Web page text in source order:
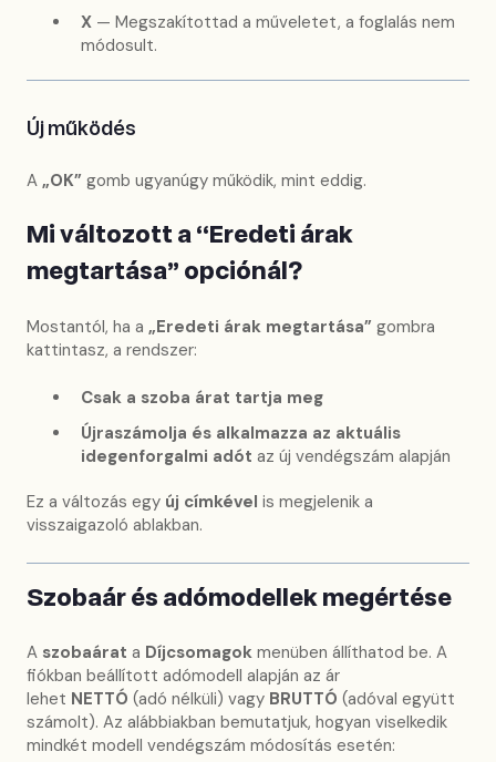
X — Megszakítottad a műveletet, a foglalás nem
módosult.
Új működés
A „OK” gomb ugyanúgy működik, mint eddig.
Mi változott a “Eredeti árak
megtartása” opciónál?
Mostantól, ha a „Eredeti árak megtartása” gombra
kattintasz, a rendszer:
Csak a szoba árat tartja meg
Újraszámolja és alkalmazza az aktuális
idegenforgalmi adót az új vendégszám alapján
Ez a változás egy új címkével is megjelenik a
visszaigazoló ablakban.
Szobaár és adómodellek megértése
A szobaárat a Díjcsomagok menüben állíthatod be. A
fiókban beállított adómodell alapján az ár
lehet NETTÓ (adó nélküli) vagy BRUTTÓ (adóval együtt
számolt). Az alábbiakban bemutatjuk, hogyan viselkedik
mindkét modell vendégszám módosítás esetén: